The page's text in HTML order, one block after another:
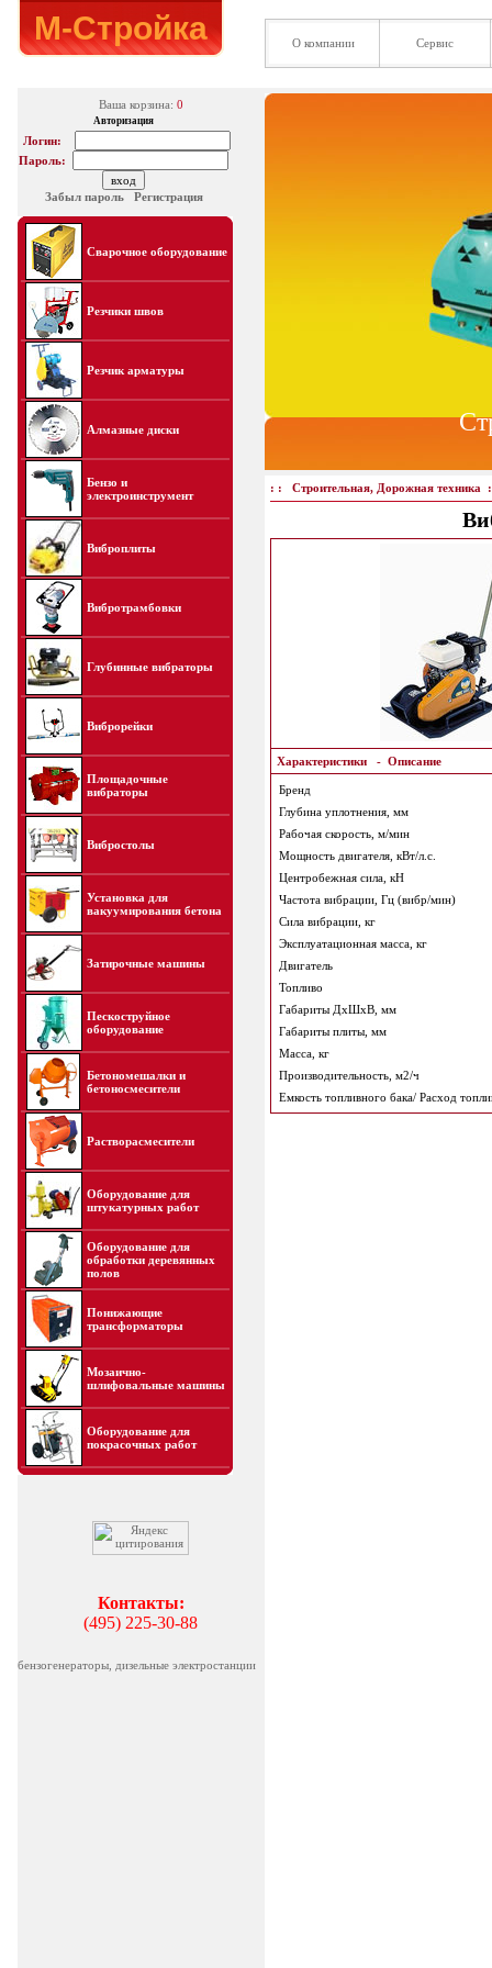
М-Стройка О компании Сервис
Ваша корзина: 0
Авторизация
Логин:
Пароль:
Забыл пароль Регистрация
Сварочное оборудование
Резчики швов
Резчик арматуры
Алмазные диски
Бензо и
электроинструмент
Виброплиты
Вибротрамбовки
Глубинные вибраторы
Виброрейки
Площадочные
вибраторы
Вибростолы
Установка для
вакуумирования бетона
Затирочные машины
Пескоструйное
оборудование
Бетономешалки и
бетоносмесители
Растворасмесители
Оборудование для
штукатурных работ
Оборудование для
обработки деревянных
полов
Понижающие
трансформаторы
Мозаично-
шлифовальные машины
Оборудование для
покрасочных работ
Контакты:
(495) 225-30-88
бензогенераторы, дизельные электростанции
: : Строительная, Дорожная техника
Характеристики- Описание
Бренд
Глубина уплотнения, мм
Рабочая скорость, м/мин
Мощность двигателя, кВт/л.с.
Центробежная сила, кН
Частота вибрации, Гц (вибр/мин)
Сила вибрации, кг
Эксплуатационная масса, кг
Двигатель
Топливо
Габариты ДхШхВ, мм
Габариты плиты, мм
Масса, кг
Производительность, м2/ч
Емкость топливного бака/ Расход